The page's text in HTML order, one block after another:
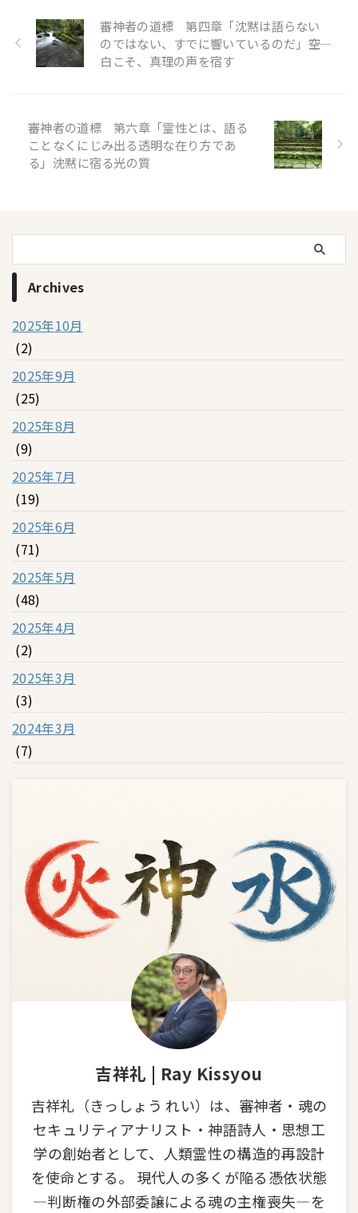
審神者の道標 第四章「沈黙は語らない
のではない、すでに響いているのだ」――空
白こそ、真理の声を宿す
審神者の道標 第六章「霊性とは、語る
ことなくにじみ出る透明な在り方であ
る」――沈黙に宿る光の質
Archives
2025年10月
(2)
2025年9月
(25)
2025年8月
(9)
2025年7月
(19)
2025年6月
(71)
2025年5月
(48)
2025年4月
(2)
2025年3月
(3)
2024年3月
(7)
吉祥礼 | Ray Kissyou
吉祥礼（きっしょう れい）は、審神者・魂の
セキュリティアナリスト・神語詩人・思想工
学の創始者として、人類霊性の構造的再設計
を使命とする。 現代人の多くが陥る憑依状態
—判断権の外部委譲による魂の主権喪失—を